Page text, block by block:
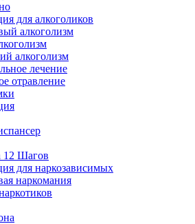
для алкоголиков
алкоголизм
алкоголизм
лечение
отравление
12 Шагов
для наркозависимых
наркомания